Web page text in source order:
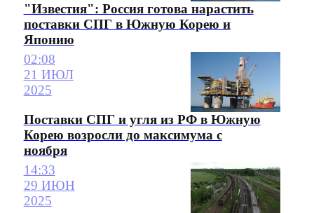
"Известия": Россия готова нарастить
поставки СПГ в Южную Корею и
Японию
02:08
21 ИЮЛ
2025
Поставки СПГ и угля из РФ в Южную
Корею возросли до максимума с
ноября
14:33
29 ИЮН
2025